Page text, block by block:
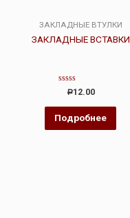
ЗАКЛАДНЫЕ ВТУЛКИ
ЗАКЛАДНЫЕ ВСТАВКИ
Оценка
из
5
Р12.00
Подробнее